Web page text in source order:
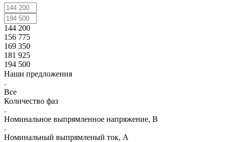
144 200
156 775
169 350
181 925
194 500
Наши предложения
Все
Количество фаз
Номинальное выпрямленное напряжение, В
Номинальный выпрямленый ток, А